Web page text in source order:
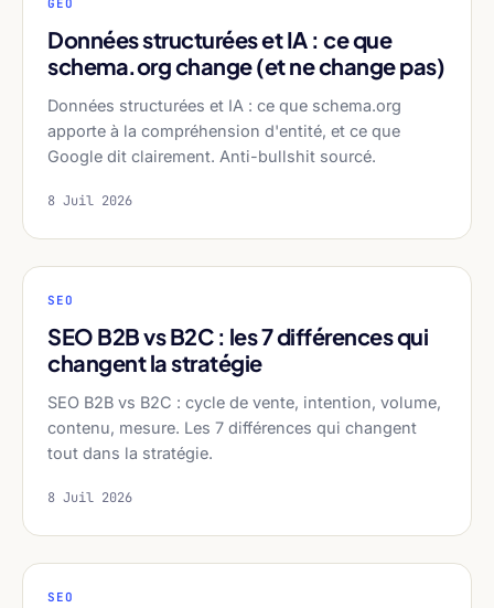
GEO
Données structurées et IA : ce que
schema.org change (et ne change pas)
Données structurées et IA : ce que schema.org
apporte à la compréhension d'entité, et ce que
Google dit clairement. Anti-bullshit sourcé.
8 Juil 2026
SEO
SEO B2B vs B2C : les 7 différences qui
changent la stratégie
SEO B2B vs B2C : cycle de vente, intention, volume,
contenu, mesure. Les 7 différences qui changent
tout dans la stratégie.
8 Juil 2026
SEO